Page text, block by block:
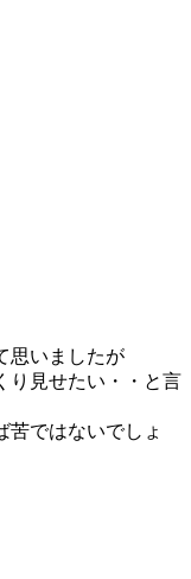
思いましたが
り見せたい・・と言
苦ではないでしょ